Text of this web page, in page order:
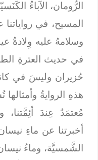
الرُّومان، الآباءُ
المسيح، في
وسلامهُ عليه وِلادةُ
في حديث العترةِ
حُزيران وليسَ في
هذهِ الروايةُ
مُعتمَدٌ عِندَ أئِمَّتنا،
أخبرتنا عن ماءِ
الشَّمسيَّة، وماءُ